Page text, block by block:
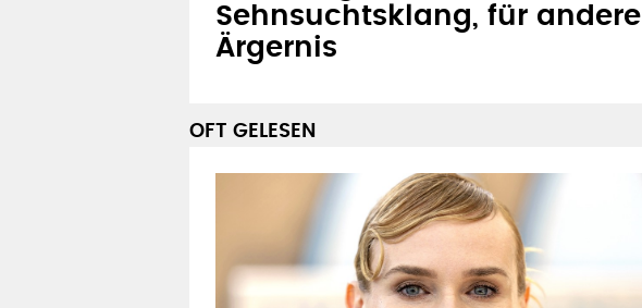
Sehnsuchtsklang, für andere
Ärgernis
OFT GELESEN